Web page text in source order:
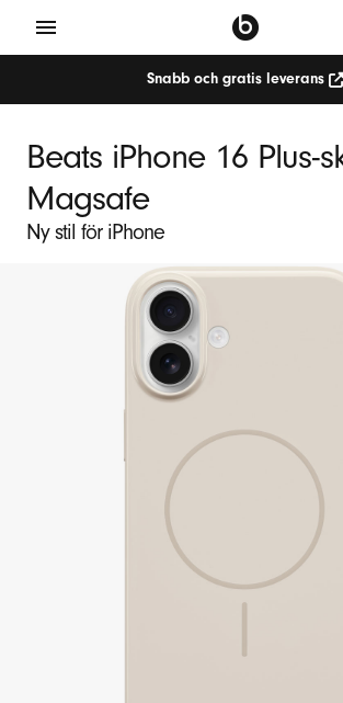
Snabb och gratis leverans
Beats iPhone 16 Plus-
Magsafe
Ny stil för iPhone